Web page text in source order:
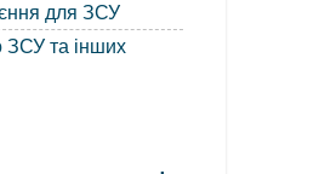
для ЗСУ
та інших